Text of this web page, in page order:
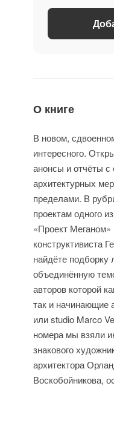
О книге
В новом,
интересного.
анонсы и отчёты
архитектурных
пределами. В
проектам одного
«Проект Меганом»
конструктивиста
найдёте подборку
объединённую
авторов которой
так и начинающие
или studio Marco
номера мы взяли
знакового
архитектора
Воскобойникова,